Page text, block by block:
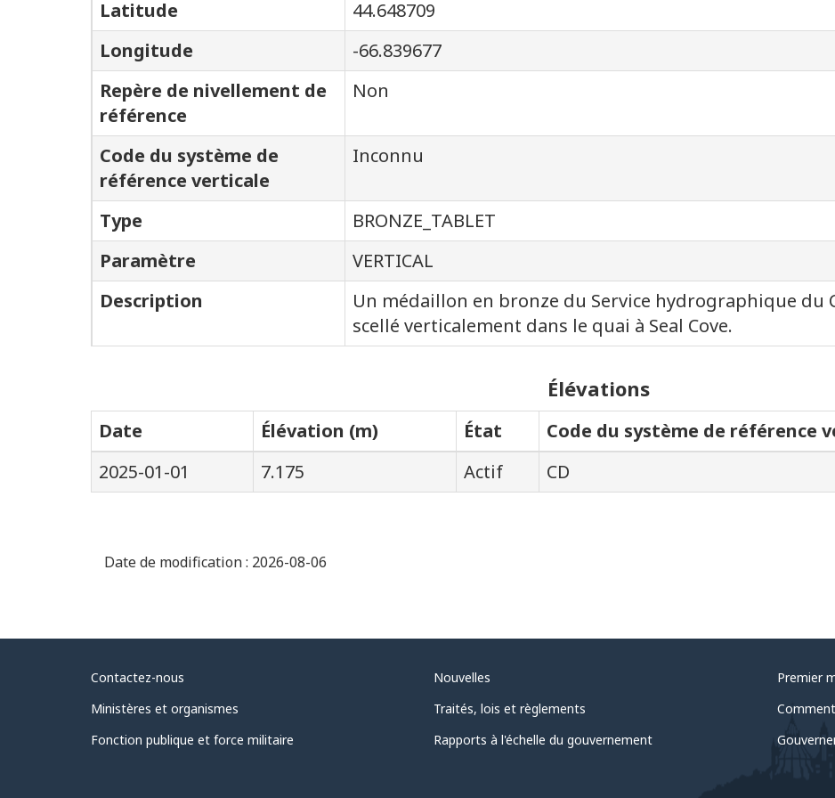
Latitude
44.648709
Longitude
-66.839677
Repère de nivellement de
référence
Non
Code du système de
référence verticale
Inconnu
Type
BRONZE_TABLET
Paramètre
VERTICAL
Description
Un médaillon en bronze du Service hydrographique du
scellé verticalement dans le quai à Seal Cove.
Élévations
Date Élévation (m) État
Code du système de référence
2025-01-01
7.175 Actif CD
Date de modification : 2026-08-06
Au
sujet
du
Contactez-nous
Ministères et organismes
Fonction publique et force militaire
Nouvelles
Traités, lois et règlements
Rapports à l'échelle du gouvernement
Premier